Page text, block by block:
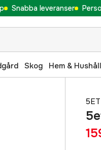
Snabba leveranser
Skog Hem & Hushåll